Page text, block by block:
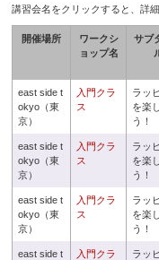
講習会名をクリックすると、詳
開催場所
ワークシ
ョップ名
サブ
east side t
okyo（東
京）
入門クラ
ス
ラッ
を楽
う！
east side t
okyo（東
京）
入門クラ
ス
ラッ
を楽
う！
east side t
okyo（東
京）
入門クラ
ス
ラッ
を楽
う！
east side t
入門クラ
ラッ